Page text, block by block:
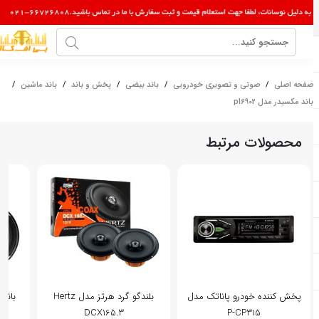
صفحه اصلی صوتی و تصویری خودرویی باند بیضی پخش و باند باند ماشین
باند مکسیدر مدل pl6902
محصولات مرتبط
پخش کننده خودرو پاناتک مدل
P-CP315
بلندگو گرد هرتز مدل Hertz
DCX165.3